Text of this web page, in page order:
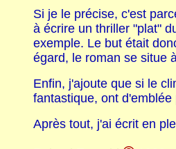
Si je le précise, c'est
à écrire un thriller "plat"
exemple. Le but était
égard, le roman se situe
Enfin, j'ajoute que si le
fantastique, ont
Après tout, j'ai écrit en